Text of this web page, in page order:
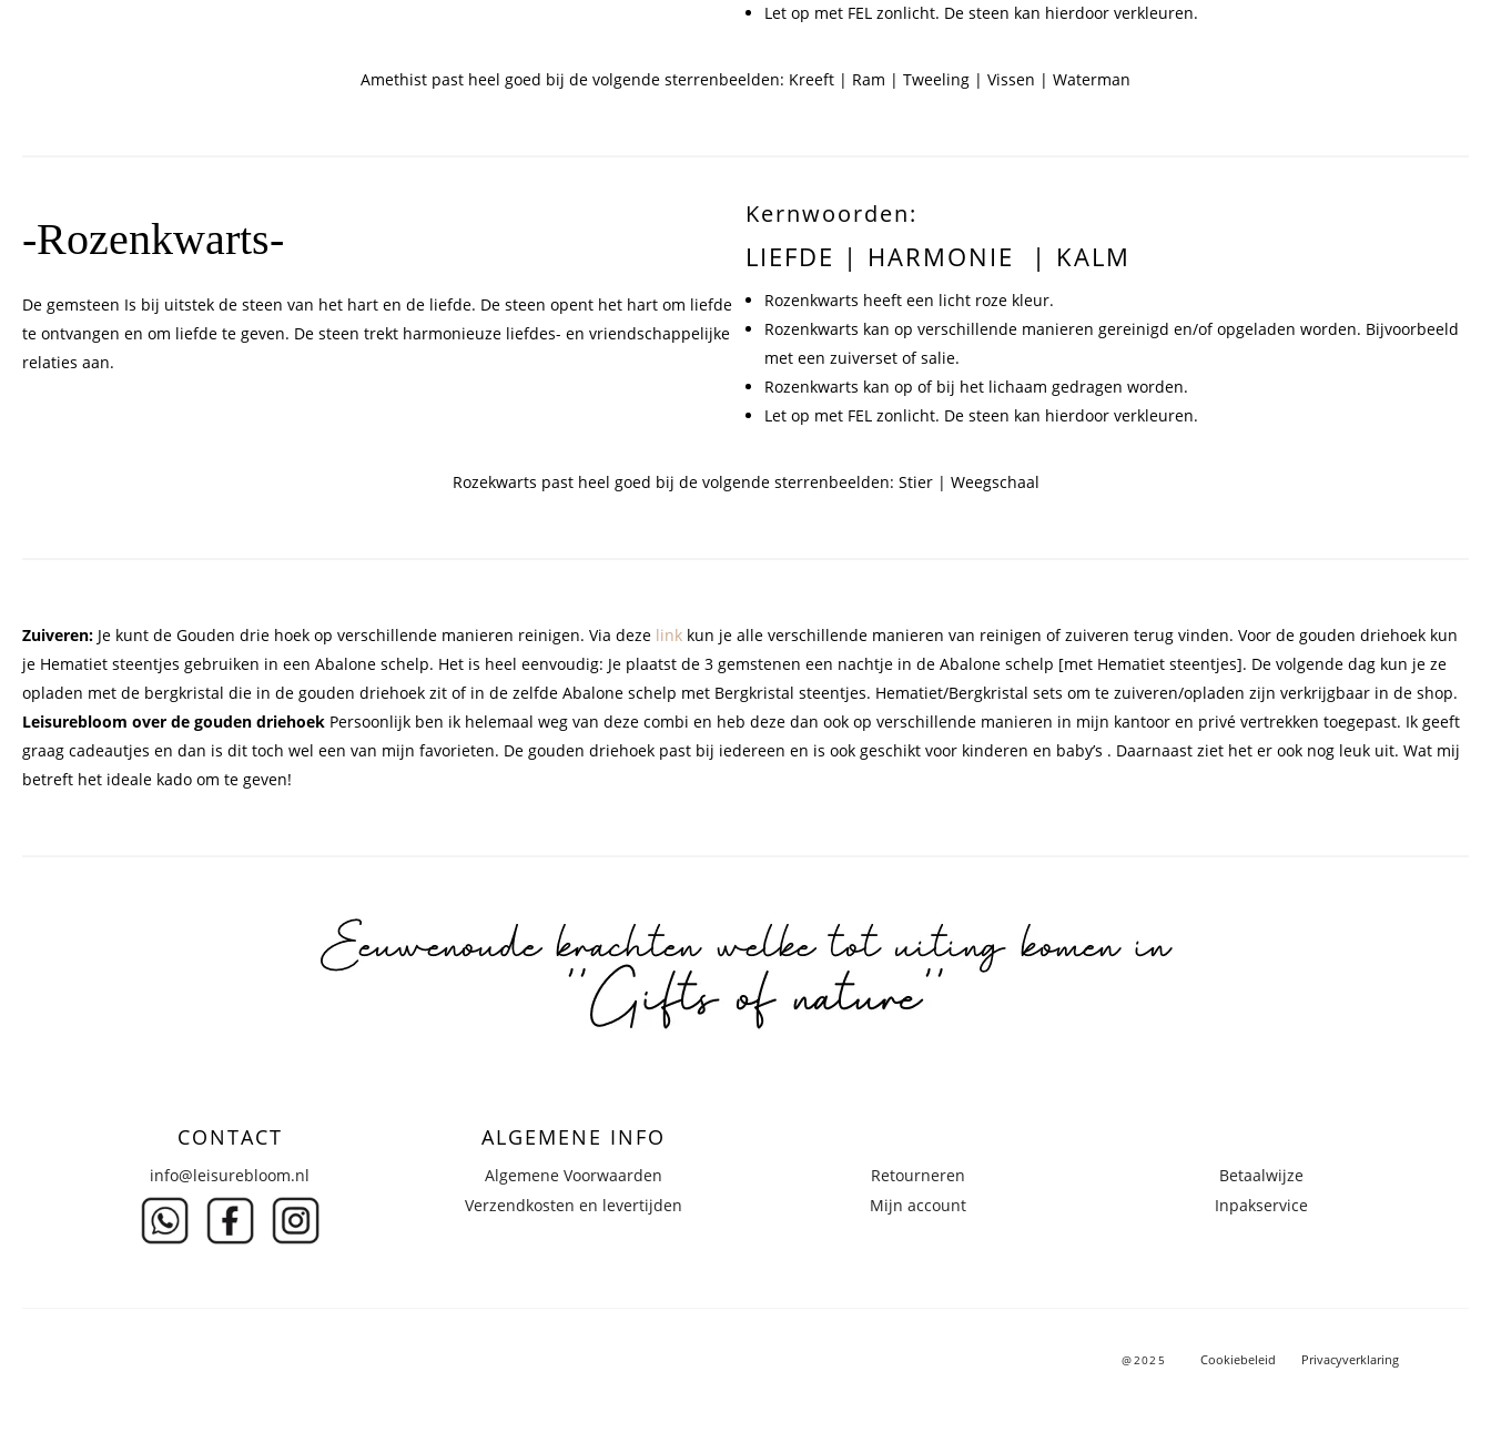
Let op met FEL zonlicht. De steen kan hierdoor verkleuren.
Amethist past heel goed bij de volgende sterrenbeelden: Kreeft | Ram | Tweeling | Vissen | Waterman
-Rozenkwarts-
De gemsteen Is bij uitstek de steen van het hart en de liefde. De steen opent het hart om liefde
te ontvangen en om liefde te geven. De steen trekt harmonieuze liefdes- en vriendschappelijke
relaties aan.
Kernwoorden:
LIEFDE | HARMONIE | KALM
Rozenkwarts heeft een licht roze kleur.
Rozenkwarts kan op verschillende manieren gereinigd en/of opgeladen worden. Bijvoorbeeld
met een zuiverset of salie.
Rozenkwarts kan op of bij het lichaam gedragen worden.
Let op met FEL zonlicht. De steen kan hierdoor verkleuren.
Rozekwarts past heel goed bij de volgende sterrenbeelden: Stier | Weegschaal
Zuiveren: Je kunt de Gouden drie hoek op verschillende manieren reinigen. Via deze link kun je alle verschillende manieren van reinigen of zuiveren terug vinden. Voor de gouden driehoek kun
je Hematiet steentjes gebruiken in een Abalone schelp. Het is heel eenvoudig: Je plaatst de 3 gemstenen een nachtje in de Abalone schelp [met Hematiet steentjes]. De volgende dag kun je ze
opladen met de bergkristal die in de gouden driehoek zit of in de zelfde Abalone schelp met Bergkristal steentjes. Hematiet/Bergkristal sets om te zuiveren/opladen zijn verkrijgbaar in de shop.
Leisurebloom over de gouden driehoek Persoonlijk ben ik helemaal weg van deze combi en heb deze dan ook op verschillende manieren in mijn kantoor en privé vertrekken toegepast. Ik geeft
graag cadeautjes en dan is dit toch wel een van mijn favorieten. De gouden driehoek past bij iedereen en is ook geschikt voor kinderen en baby’s . Daarnaast ziet het er ook nog leuk uit. Wat mij
betreft het ideale kado om te geven!
CONTACT
info@leisurebloom.nl
ALGEMENE INFO
Algemene Voorwaarden
Verzendkosten en levertijden
Retourneren
Mijn account
Betaalwijze
Inpakservice
Privacyverklaring
Cookiebeleid
@2025